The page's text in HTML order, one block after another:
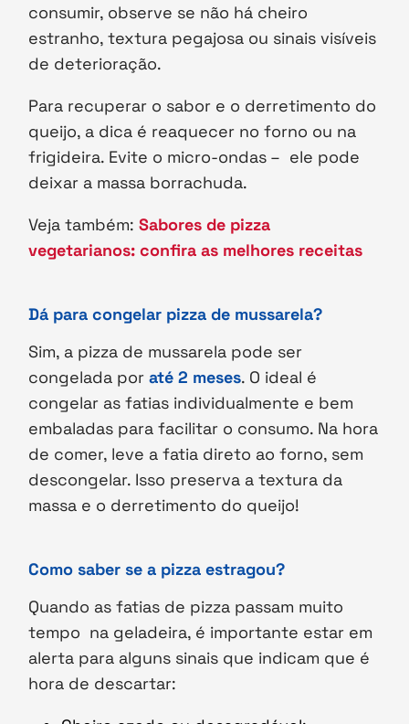
consumir, observe se não há cheiro
estranho, textura pegajosa ou sinais visíveis
de deterioração.
Para recuperar o sabor e o derretimento do
queijo, a dica é reaquecer no forno ou na
frigideira. Evite o micro-ondas – ele pode
deixar a massa borrachuda.
Veja também:Sabores de pizza
vegetarianos: confira as melhores receitas
Dá para congelar pizza de mussarela?
Sim, a pizza de mussarela pode ser
congelada poraté 2 meses. O ideal é
congelar as fatias individualmente e bem
embaladas para facilitar o consumo. Na hora
de comer, leve a fatia direto ao forno, sem
descongelar. Isso preserva a textura da
massa e o derretimento do queijo!
Como saber se a pizza estragou?
Quando as fatias de pizza passam muito
tempo na geladeira, é importante estar em
alerta para alguns sinais que indicam que é
hora de descartar: